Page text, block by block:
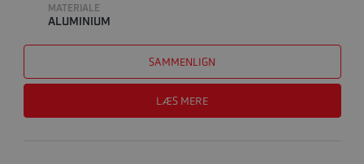
MATERIALE
ALUMINIUM
SAMMENLIGN
LÆS MERE